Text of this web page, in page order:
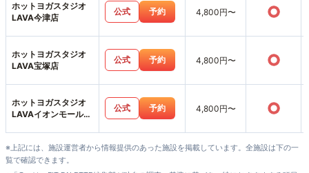
ホットヨガスタジオ
LAVA今津店
公式 予約 4,800円〜 ○
ホットヨガスタジオ
LAVA宝塚店
公式 予約 4,800円〜 ○
ホットヨガスタジオ
LAVAイオンモール伊
公式 予約 4,800円〜 ○
※上記には、施設運営者から情報提供のあった施設を掲載しています。全施設は下の一
覧で確認できます。